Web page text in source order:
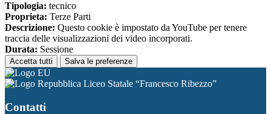
Tipologia: tecnico
Proprieta: Terze Parti
Descrizione: Questo cookie è impostato da YouTube per tenere
traccia delle visualizzazioni dei video incorporati.
Durata: Sessione
Accetta tutti Salva le preferenze
Liceo Statale “Francesco Ribezzo”
Contatti